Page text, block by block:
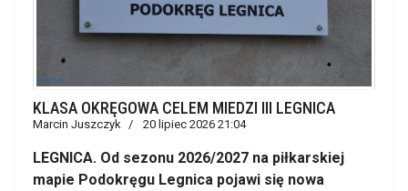
KLASA OKRĘGOWA CELEM MIEDZI III LEGNICA
Marcin Juszczyk 20 lipiec 2026 21:04
LEGNICA. Od sezonu 2026/2027 na piłkarskiej
mapie Podokręgu Legnica pojawi się nowa